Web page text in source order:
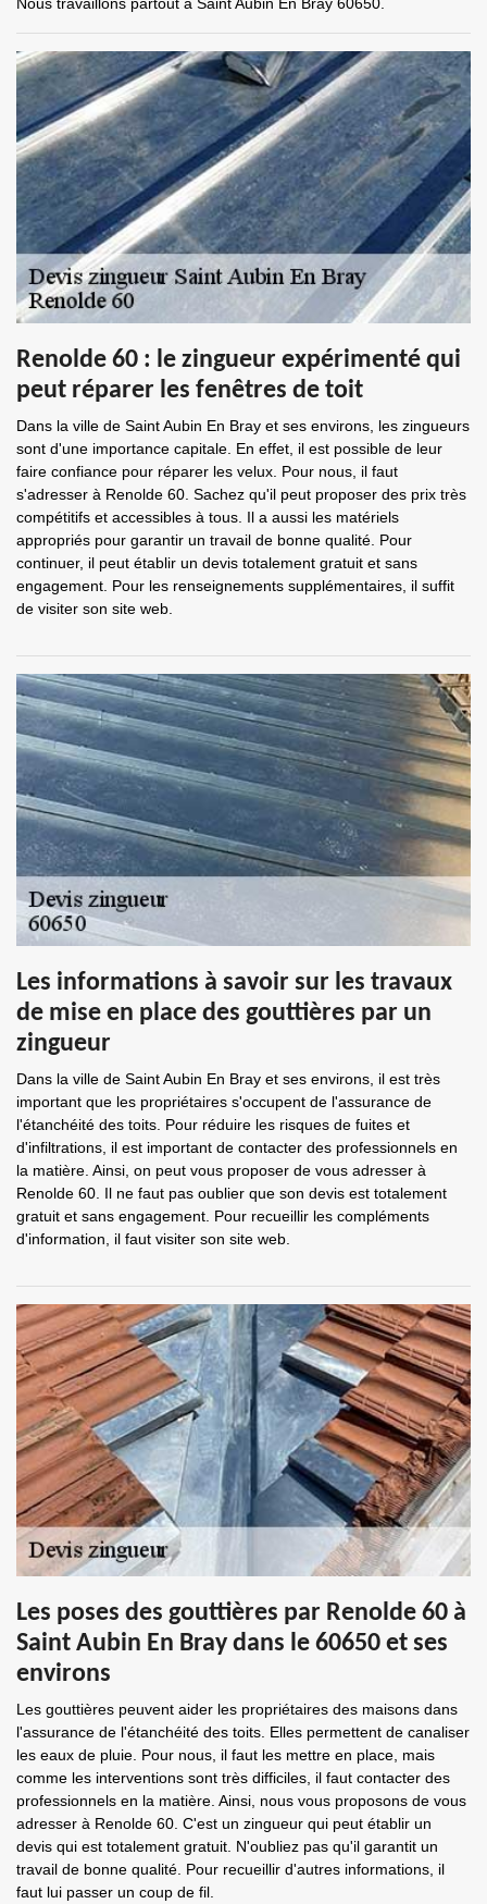
Renolde 60 : le zingueur expérimenté qui
peut réparer les fenêtres de toit
Dans la ville de Saint Aubin En Bray et ses environs, les zingueurs
sont d'une importance capitale. En effet, il est possible de leur
faire confiance pour réparer les velux. Pour nous, il faut
s'adresser à Renolde 60. Sachez qu'il peut proposer des prix très
compétitifs et accessibles à tous. Il a aussi les matériels
appropriés pour garantir un travail de bonne qualité. Pour
continuer, il peut établir un devis totalement gratuit et sans
engagement. Pour les renseignements supplémentaires, il suffit
de visiter son site web.
Les informations à savoir sur les travaux
de mise en place des gouttières par un
zingueur
Dans la ville de Saint Aubin En Bray et ses environs, il est très
important que les propriétaires s'occupent de l'assurance de
l'étanchéité des toits. Pour réduire les risques de fuites et
d'infiltrations, il est important de contacter des professionnels en
la matière. Ainsi, on peut vous proposer de vous adresser à
Renolde 60. Il ne faut pas oublier que son devis est totalement
gratuit et sans engagement. Pour recueillir les compléments
d'information, il faut visiter son site web.
Les poses des gouttières par Renolde 60 à
Saint Aubin En Bray dans le 60650 et ses
environs
Les gouttières peuvent aider les propriétaires des maisons dans
l'assurance de l'étanchéité des toits. Elles permettent de canaliser
les eaux de pluie. Pour nous, il faut les mettre en place, mais
comme les interventions sont très difficiles, il faut contacter des
professionnels en la matière. Ainsi, nous vous proposons de vous
adresser à Renolde 60. C'est un zingueur qui peut établir un
devis qui est totalement gratuit. N'oubliez pas qu'il garantit un
travail de bonne qualité. Pour recueillir d'autres informations, il
faut lui passer un coup de fil.